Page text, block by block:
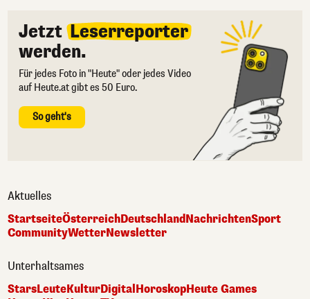
Jetzt Leserreporter
werden.
Für jedes Foto in "Heute" oder jedes Video
auf Heute.at gibt es 50 Euro.
So geht's
Aktuelles
StartseiteÖsterreichDeutschlandNachrichtenSport
CommunityWetterNewsletter
Unterhaltsames
StarsLeuteKulturDigitalHoroskopHeute Games